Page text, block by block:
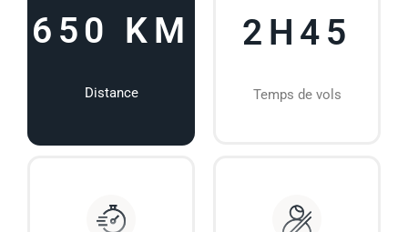
650 KM
Distance
2H45
Temps de vols